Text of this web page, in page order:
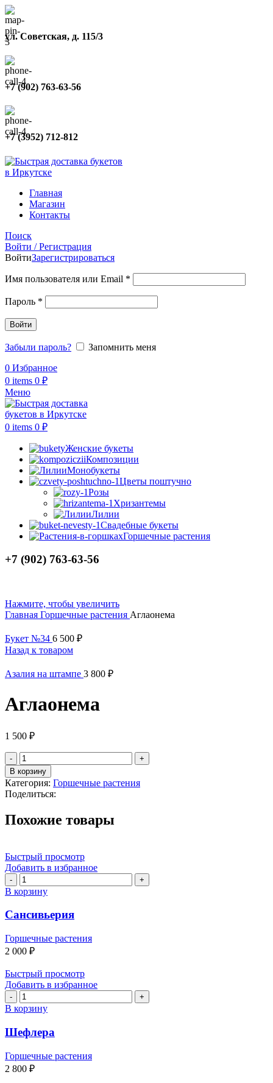
ул. Советская, д. 115/3
+7 (902) 763-63-56
+7 (3952) 712-812
Главная
Магазин
Контакты
Поиск
Войти / Регистрация
ВойтиЗарегистрироваться
Имя пользователя или Email *
Пароль *
Войти
Забыли пароль?
Запомнить меня
0 Избранное
0 items 0 ₽
Меню
0 items 0 ₽
Женские букеты
Композиции
Монобукеты
Цветы поштучно
Розы
Хризантемы
Лилии
Свадебные букеты
Горшечные растения
+7 (902) 763-63-56
Нажмите, чтобы увеличить
Главная Горшечные растения Аглаонема
Букет №34 6 500 ₽
Назад к товаром
Азалия на штампе 3 800 ₽
Аглаонема
1 500 ₽
Количество
товара
Аглаонема
В корзину
Категория: Горшечные растения
Поделиться:
Похожие товары
Быстрый просмотр
Добавить в избранное
Количество
товара
Сансивьерия
В корзину
Сансивьерия
Горшечные растения
2 000 ₽
Быстрый просмотр
Добавить в избранное
Количество
товара
Шефлера
В корзину
Шефлера
Горшечные растения
2 800 ₽